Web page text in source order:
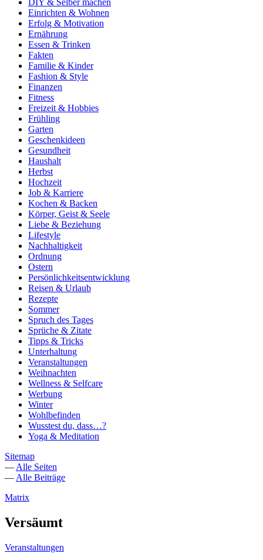
DIY & Selber machen
Einrichten & Wohnen
Erfolg & Motivation
Ernährung
Essen & Trinken
Fakten
Familie & Kinder
Fashion & Style
Finanzen
Fitness
Freizeit & Hobbies
Frühling
Garten
Geschenkideen
Gesundheit
Haushalt
Herbst
Hochzeit
Job & Karriere
Kochen & Backen
Körper, Geist & Seele
Liebe & Beziehung
Lifestyle
Nachhaltigkeit
Ordnung
Ostern
Persönlichkeitsentwicklung
Reisen & Urlaub
Rezepte
Sommer
Spruch des Tages
Sprüche & Zitate
Tipps & Tricks
Unterhaltung
Veranstaltungen
Weihnachten
Wellness & Selfcare
Werbung
Winter
Wohlbefinden
Wusstest du, dass…?
Yoga & Meditation
Sitemap
— Alle Seiten
— Alle Beiträge
Matrix
Versäumt
Veranstaltungen